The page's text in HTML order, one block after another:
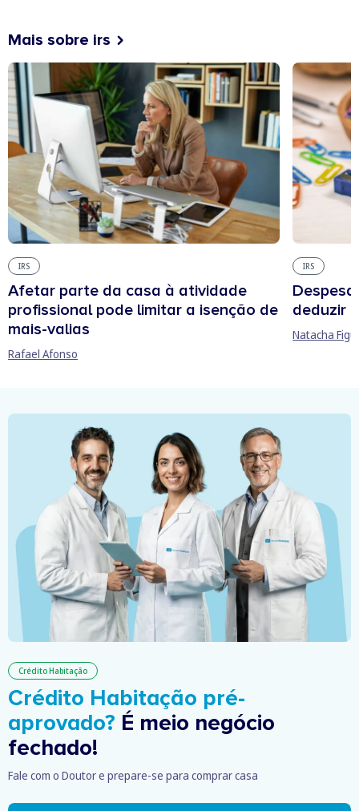
Mais sobre irs
IRS
Afetar parte da casa à atividade
profissional pode limitar a isenção de
mais-valias
Rafael Afonso
IRS
deduzir
Natacha
Crédito Habitação
Crédito Habitação pré-
aprovado? É meio negócio
fechado!
Fale com o Doutor e prepare-se para comprar casa